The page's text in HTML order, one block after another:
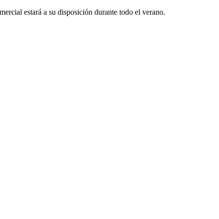
estará a su disposición durante todo el verano.